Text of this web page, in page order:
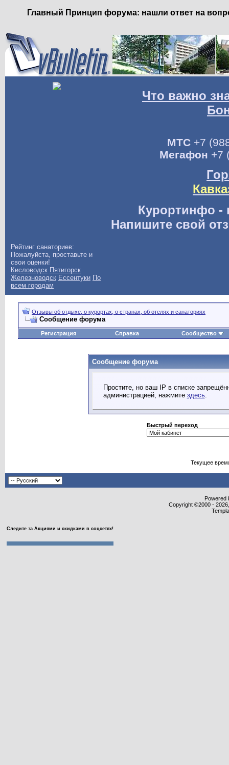
Главный Принцип форума: нашли ответ на
Что важно
МТС+7
Мегафон +7
Курортинфо -
Напишите свой
Рейтинг санаториев:
Пожалуйста, проставьте и
свои оценки!
Кисловодск Пятигорск
Железноводск Ессентуки По
всем городам
Отзывы об отдыхе, о курортах, о странах, об отелях и санаториях
Сообщение форума
Регистрация Справка Сообщество
Сообщение форума
Простите, но ваш IP в списке
администрацией, нажмите здесь.
Быстрый переход
Текущее
Powered
Copyright ©2000 -
Следите за Акциями и скидками в соцсетях!